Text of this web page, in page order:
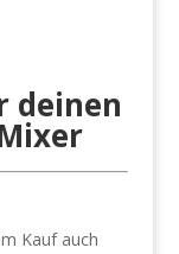
deinen
Kauf auch